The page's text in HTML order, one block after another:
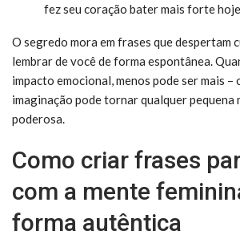
fez seu coração bater mais forte
O segredo mora em frases que despertam
lembrar de você de forma espontânea.
impacto emocional, menos pode ser mais –
imaginação pode tornar qualquer pequena
poderosa.
Como criar frases
com a mente
forma autêntica